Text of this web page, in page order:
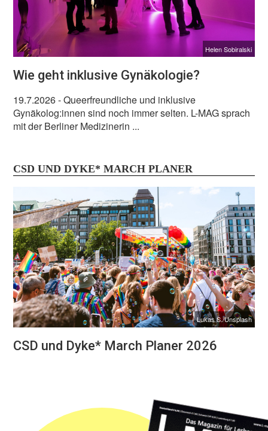
Helen Sobiralski
Wie geht inklusive Gynäkologie?
19.7.2026- Queerfreundliche und inklusive
Gynäkolog:innen sind noch immer selten. L-MAG sprach
mit der Berliner Medizinerin ...
CSD UND DYKE* MARCH PLANER
Lukas S./Unsplash
CSD und Dyke* March Planer 2026